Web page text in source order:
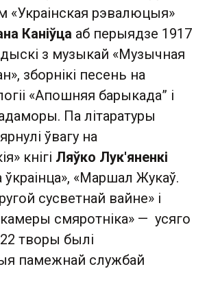
«Украінская рэвалюцыя»
Каніўца аб перыядзе 1917
з музыкай «Музычная
зборнікі песень на
«Апошняя барыкада” і
Па літаратуры
ўвагу на
кнігі Ляўко Лук'яненкі
ўкраінца», «Маршал Жукаў.
сусветнай вайне» і
смяротніка» — усяго
творы былі
памежнай службай